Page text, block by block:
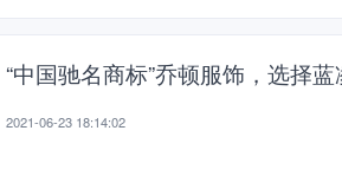
“中国驰名商标”乔顿服饰，选择
2021-06-23 18:14:02